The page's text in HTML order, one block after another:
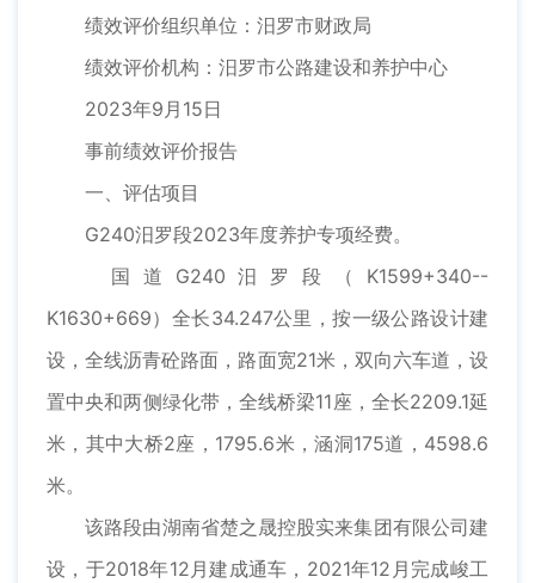
绩效评价组织单位：汨罗市财政局
绩效评价机构：汨罗市公路建设和养护中心
2023年9月15日
事前绩效评价报告
一、评估项目
G240汨罗段2023年度养护专项经费。
国道G240汨罗段（K1599+340--
K1630+669）全长34.247公里，按一级公路设计建
设，全线沥青砼路面，路面宽21米，双向六车道，设
置中央和两侧绿化带，全线桥梁11座，全长2209.1延
米，其中大桥2座，1795.6米，涵洞175道，4598.6
米。
该路段由湖南省楚之晟控股实来集团有限公司建
设，于2018年12月建成通车，2021年12月完成峻工